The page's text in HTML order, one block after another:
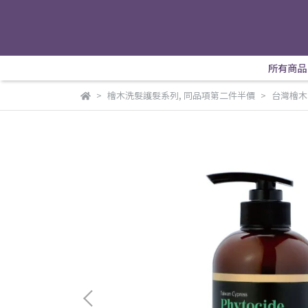
所有商品
檜木洗髮護髮系列, 同品項第二件半價 台灣檜